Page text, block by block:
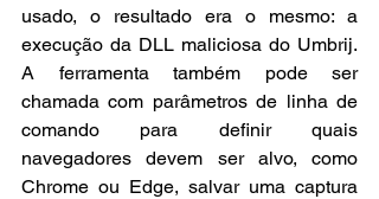
usado, o resultado era o mesmo: a
execução da DLL maliciosa do Umbrij.
A ferramenta também pode ser
chamada com parâmetros de linha de
comando para definir quais
navegadores devem ser alvo, como
Chrome ou Edge, salvar uma captura